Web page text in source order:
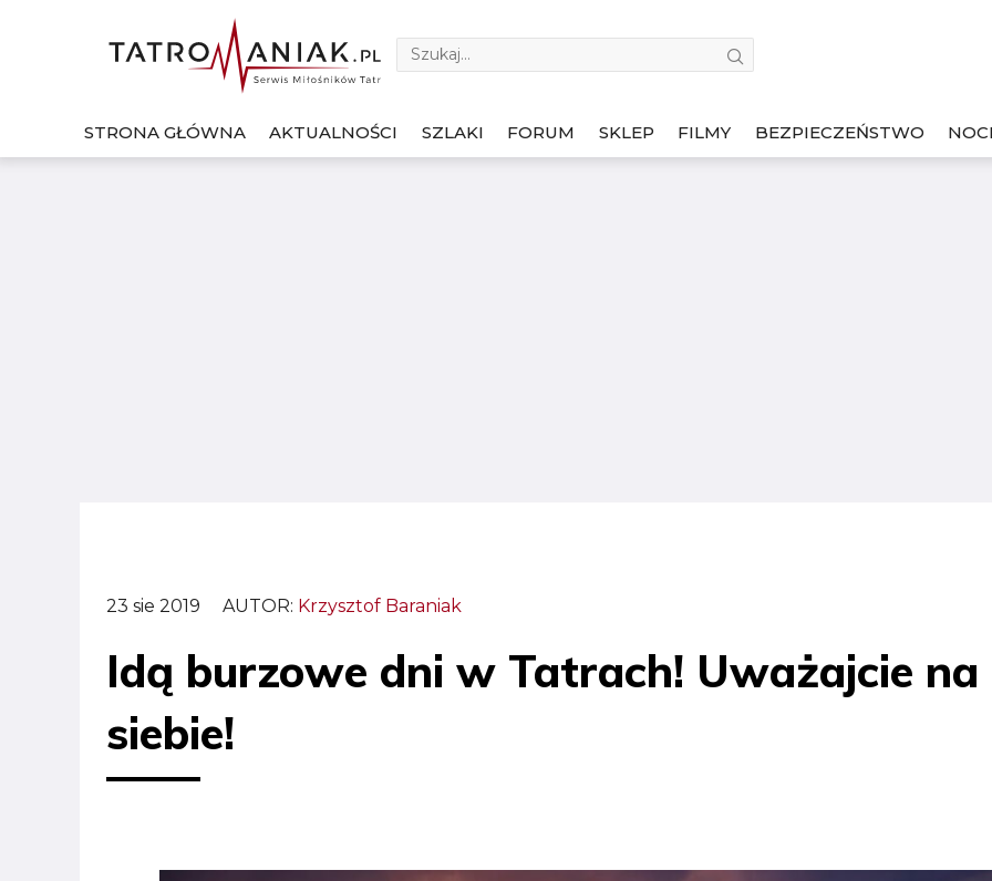
STRONA GŁÓWNA AKTUALNOŚCI SZLAKI FORUM SKLEP FILMY BEZPIECZEŃSTWO
23 sie 2019 AUTOR: Krzysztof Baraniak
Idą burzowe dni w Tatrach! Uważajcie na
siebie!